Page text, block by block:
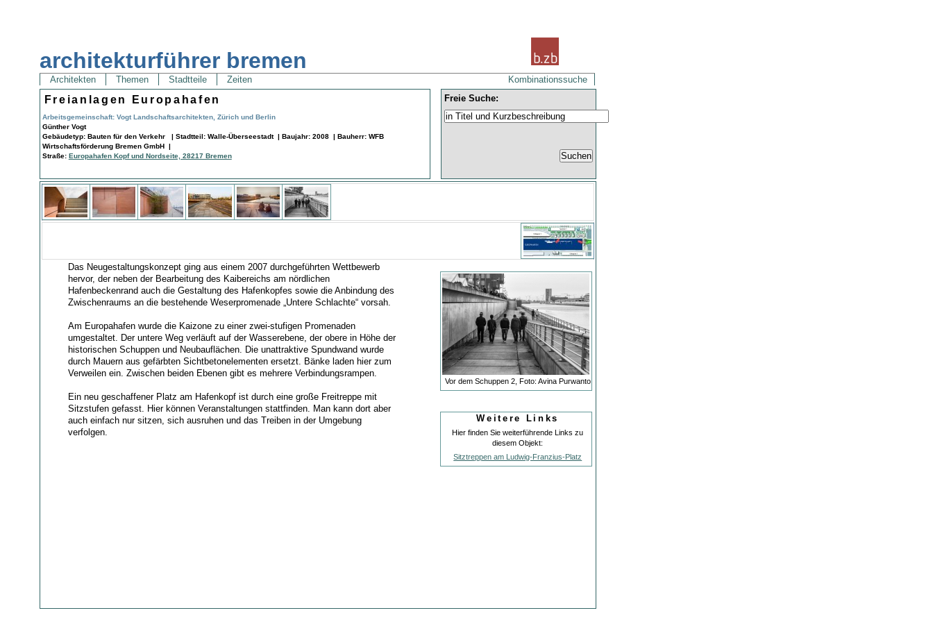
architekturführer bremen
Architekten Themen Stadtteile Zeiten Kombinationssuche
Freianlagen Europahafen
Arbeitsgemeinschaft: Vogt Landschaftsarchitekten, Zürich und Berlin
Günther Vogt
Gebäudetyp: Bauten für den Verkehr | Stadtteil: Walle-Überseestadt | Baujahr: 2008 | Bauherr: WFB
Wirtschaftsförderung Bremen GmbH |
Straße: Europahafen Kopf und Nordseite, 28217 Bremen
Freie Suche:
Vor dem Schuppen 2, Foto: Avina Purwanto
Weitere Links
Hier finden Sie weiterführende Links zu
diesem Objekt:
Sitztreppen am Ludwig-Franzius-Platz
Das Neugestaltungskonzept ging aus einem 2007 durchgeführten Wettbewerb
hervor, der neben der Bearbeitung des Kaibereichs am nördlichen
Hafenbeckenrand auch die Gestaltung des Hafenkopfes sowie die Anbindung des
Zwischenraums an die bestehende Weserpromenade „Untere Schlachte“ vorsah.
Am Europahafen wurde die Kaizone zu einer zwei-stufigen Promenaden
umgestaltet. Der untere Weg verläuft auf der Wasserebene, der obere in Höhe der
historischen Schuppen und Neubauflächen. Die unattraktive Spundwand wurde
durch Mauern aus gefärbten Sichtbetonelementen ersetzt. Bänke laden hier zum
Verweilen ein. Zwischen beiden Ebenen gibt es mehrere Verbindungsrampen.
Ein neu geschaffener Platz am Hafenkopf ist durch eine große Freitreppe mit
Sitzstufen gefasst. Hier können Veranstaltungen stattfinden. Man kann dort aber
auch einfach nur sitzen, sich ausruhen und das Treiben in der Umgebung
verfolgen.